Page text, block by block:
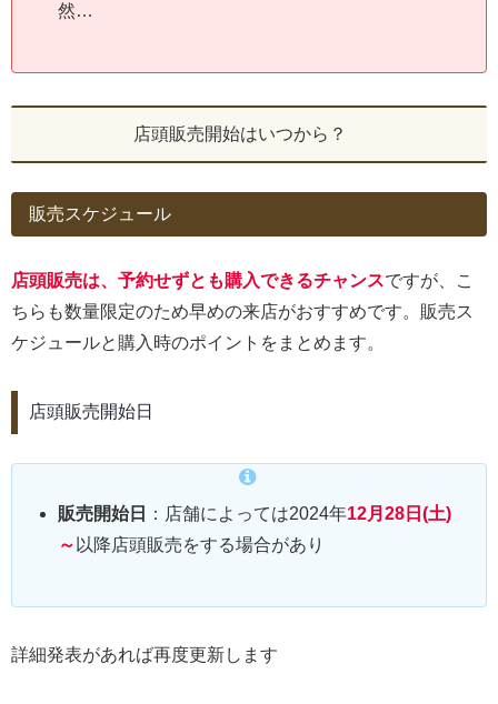
然…
店頭販売開始はいつから？
販売スケジュール
店頭販売は、予約せずとも購入できるチャンスですが、こ
ちらも数量限定のため早めの来店がおすすめです。販売ス
ケジュールと購入時のポイントをまとめます。
店頭販売開始日
販売開始日 ：店舗によっては2024年12月28日(土)
～ 以降店頭販売をする場合があり
詳細発表があれば再度更新します